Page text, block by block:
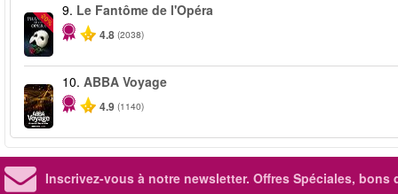
-20%
9. Le Fantôme de l'Opéra
4.8 (2038)
10. ABBA Voyage
4.9 (1140)
Inscrivez-vous à notre newsletter. Offres Spéciales, bons